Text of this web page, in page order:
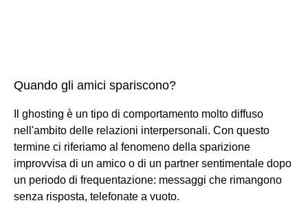
Quando gli amici spariscono?
Il ghosting è un tipo di comportamento molto diffuso
nell'ambito delle relazioni interpersonali. Con questo
termine ci riferiamo al fenomeno della sparizione
improvvisa di un amico o di un partner sentimentale dopo
un periodo di frequentazione: messaggi che rimangono
senza risposta, telefonate a vuoto.